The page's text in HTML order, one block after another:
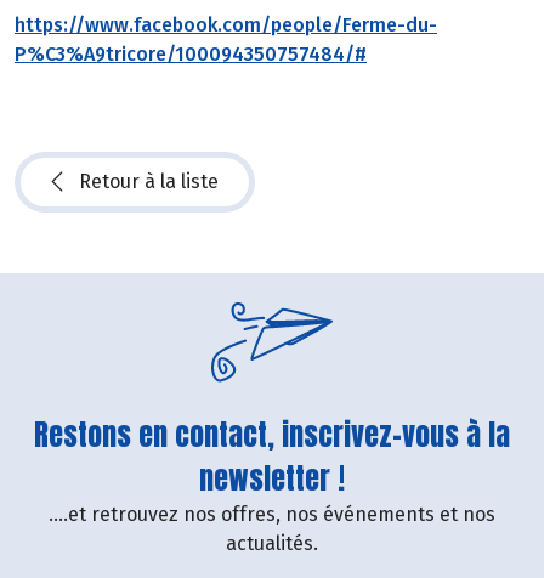
https://www.facebook.com/people/Ferme-du-
P%C3%A9tricore/100094350757484/#
Retour à la liste
Restons en contact, inscrivez-vous à la
newsletter !
....et retrouvez nos offres, nos événements et nos
actualités.